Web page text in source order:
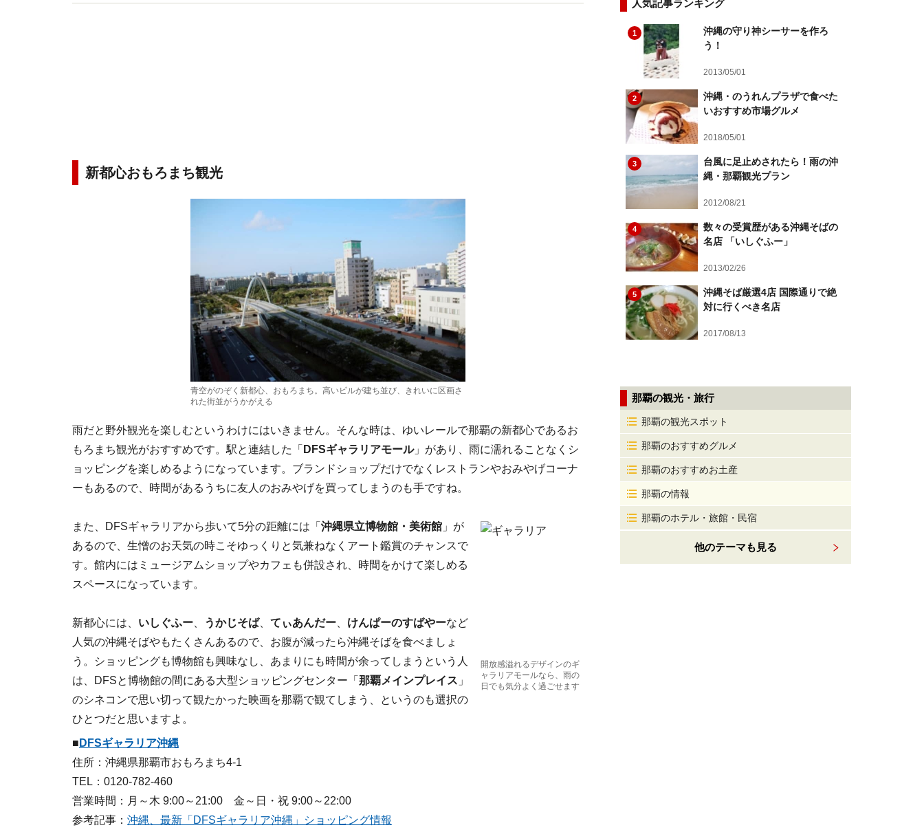
新都心おもろまち観光
青空がのぞく新都心、おもろまち。高いビルが建ち並び、きれいに区画さ
れた街並がうかがえる
雨だと野外観光を楽しむというわけにはいきません。そんな時は、ゆいレールで那覇の新都心であるお
もろまち観光がおすすめです。駅と連結した「 DFSギャラリアモール」があり、雨に濡れることなくシ
ョッピングを楽しめるようになっています。ブランドショップだけでなくレストランやおみやげコーナ
ーもあるので、時間があるうちに友人のおみやげを買ってしまうのも手ですね。
開放感溢れるデザインのギ
ャラリアモールなら、雨の
日でも気分よく過ごせます
また、DFSギャラリアから歩いて5分の距離には「 沖縄県立博物館・美術館 」が
あるので、生憎のお天気の時こそゆっくりと気兼ねなくアート鑑賞のチャンスで
す。館内にはミュージアムショップやカフェも併設され、時間をかけて楽しめる
スペースになっています。
新都心には、 いしぐふー うかじそば、 てぃあんだー けんぱーのすばやーなど
人気の沖縄そばやもたくさんあるので、お腹が減ったら沖縄そばを食べましょ
う。ショッピングも博物館も興味なし、あまりにも時間が余ってしまうという人
は、DFSと博物館の間にある大型ショッピングセンター「 那覇メインプレイ ス 」
のシネコンで思い切って観たかった映画を那覇で観てしまう、というのも選択の
ひとつだと思いますよ。
■ DFSギャラリア沖縄
住所：沖縄県那覇市おもろまち4-1
TEL：0120-782-460
営業時間：月～木 9:00～21:00 金～日・祝 9:00～22:00
参考記事： 沖縄、最新「DFSギャラリア沖縄」ショッピング情報
人気記事ランキング
1
沖縄の守り神シーサーを作ろ
う！
2013/05/01
2
沖縄・のうれんプラザで食べた
いおすすめ市場グルメ
2018/05/01
3
台風に足止めされたら！雨の沖
縄・那覇観光プラン
2012/08/21
4
数々の受賞歴がある沖縄そばの
名店 「いしぐふー」
2013/02/26
5
沖縄そば厳選4店 国際通りで絶
対に行くべき名店
2017/08/13
那覇の観光・旅行
那覇の観光スポット
那覇のおすすめグルメ
那覇のおすすめお土産
那覇の情報
那覇のホテル・旅館・民宿
他のテーマも見る